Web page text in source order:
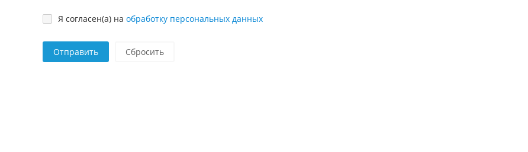
Я согласен(а) на обработку персональных данных
Отправить